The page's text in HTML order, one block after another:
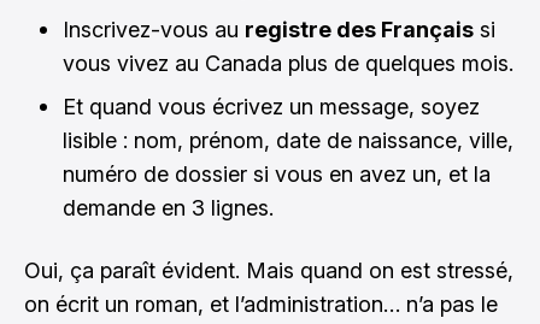
Inscrivez-vous au registre des Français si
vous vivez au Canada plus de quelques mois.
Et quand vous écrivez un message, soyez
lisible : nom, prénom, date de naissance, ville,
numéro de dossier si vous en avez un, et la
demande en 3 lignes.
Oui, ça paraît évident. Mais quand on est stressé,
on écrit un roman, et l’administration… n’a pas le